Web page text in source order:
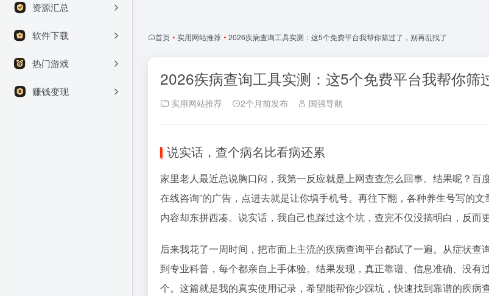
资源汇总
软件下载
热门游戏
赚钱变现
首页 • 实用网站推荐 • 2026疾病查询工具实测：这5个免费平台我帮你筛过了，别再乱找了
2026疾病查询工具实测：这5个免费平台我帮你筛
实用网站推荐 2个月前发布 国强导航
说实话，查个病名比看病还累
家里老人最近总说胸口闷，我第一反应就是上网查查怎么回事。结果呢？百
在线咨询”的广告，点进去就是让你填手机号。再往下翻，各种养生号写的文
内容却东拼西凑。说实话，我自己也踩过这个坑，查完不仅没搞明白，反而更
后来我花了一周时间，把市面上主流的疾病查询平台都试了一遍。从症状查
到专业科普，每个都亲自上手体验。结果发现，真正靠谱、信息准确、没有
个。这篇就是我的真实使用记录，希望能帮你少踩坑，快速找到靠谱的疾病查